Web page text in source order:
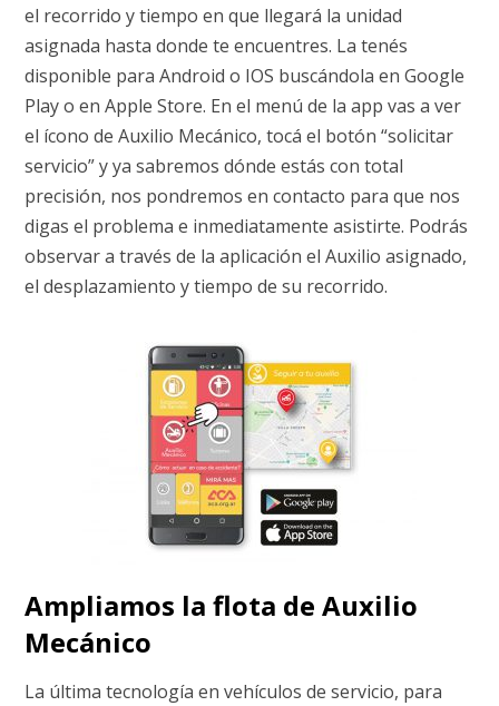
el recorrido y tiempo en que llegará la unidad
asignada hasta donde te encuentres. La tenés
disponible para Android o IOS buscándola en Google
Play o en Apple Store. En el menú de la app vas a ver
el ícono de Auxilio Mecánico, tocá el botón “solicitar
servicio” y ya sabremos dónde estás con total
precisión, nos pondremos en contacto para que nos
digas el problema e inmediatamente asistirte. Podrás
observar a través de la aplicación el Auxilio asignado,
el desplazamiento y tiempo de su recorrido.
Ampliamos la flota de Auxilio
Mecánico
La última tecnología en vehículos de servicio, para